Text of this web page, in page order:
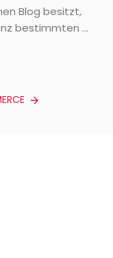
Blog besitzt,
bestimmten ...